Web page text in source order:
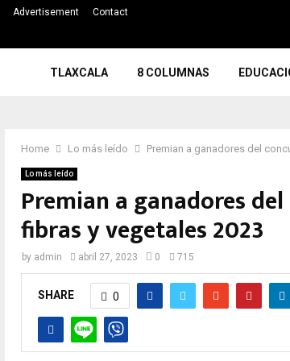
Advertisement Contact
TLAXCALA 8 COLUMNAS
Home Lo más leído Premian a ganadores del
Lo más leído
Premian a ganadores
fibras y vegetales 2023
by admin abril 27, 2023 0 715
SHARE 0